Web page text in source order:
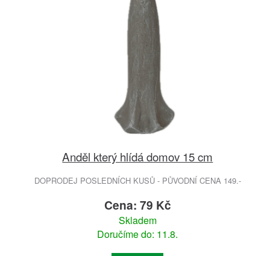
Anděl který hlídá domov 15 cm
DOPRODEJ POSLEDNÍCH KUSŮ - PŮVODNÍ CENA 149.-
Cena: 79 Kč
Skladem
Doručíme do: 11.8.